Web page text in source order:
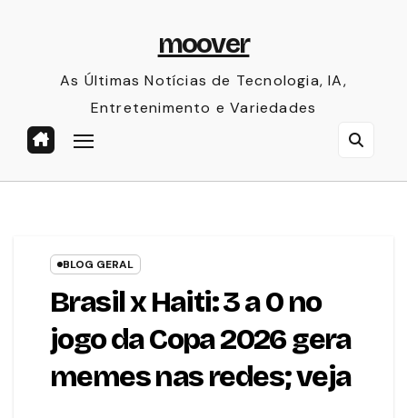
moover
As Últimas Notícias de Tecnologia, IA,
Entretenimento e Variedades
BLOG GERAL
Brasil x Haiti: 3 a 0 no
jogo da Copa 2026 gera
memes nas redes; veja